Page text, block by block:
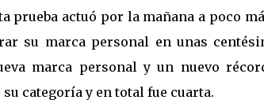
prueba actuó por la mañana a poco
su marca personal en unas
marca personal y un nuevo
categoría y en total fue cuarta.